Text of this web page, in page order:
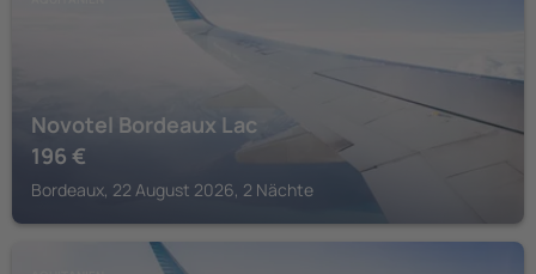
Novotel Bordeaux Lac
196 €
Bordeaux, 22 August 2026, 2 Nächte